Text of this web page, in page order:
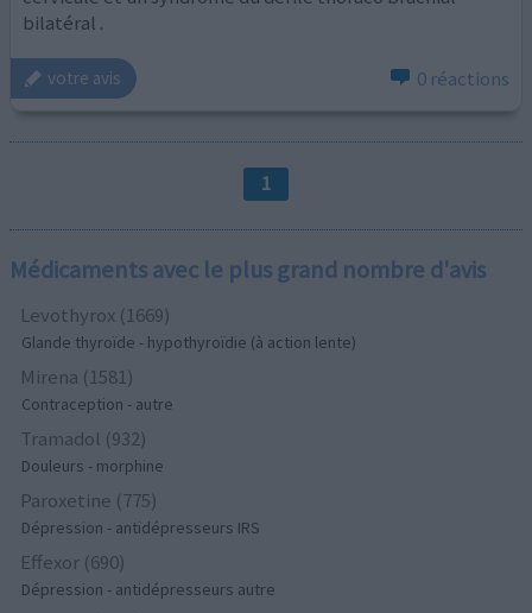
bilatéral .
votre avis 0 réactions
1
Médicaments avec le plus grand nombre d'avis
Levothyrox (1669)
Glande thyroïde - hypothyroïdie (à action lente)
Mirena (1581)
Contraception - autre
Tramadol (932)
Douleurs - morphine
Paroxetine (775)
Dépression - antidépresseurs IRS
Effexor (690)
Dépression - antidépresseurs autre